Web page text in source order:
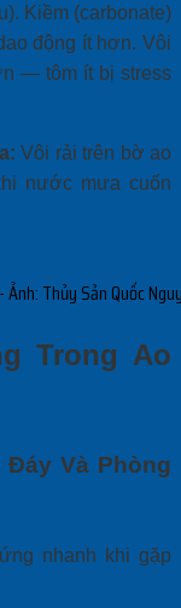
Kiềm (carbonate)
động ít hơn. Vôi
— tôm ít bị stress
Vôi rải trên bờ ao
nước mưa cuốn
Thủy Sản Quốc
Trong Ao
Và Phòng
nhanh khi gặp